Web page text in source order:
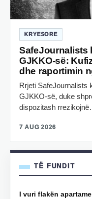
KRYESORE
SafeJournalists
GJKKO-së:
dhe raportimin
Rrjeti SafeJournalists
GJKKO-së, duke
dispozitash
7 AUG 2026
TË FUNDIT
I vuri flakën